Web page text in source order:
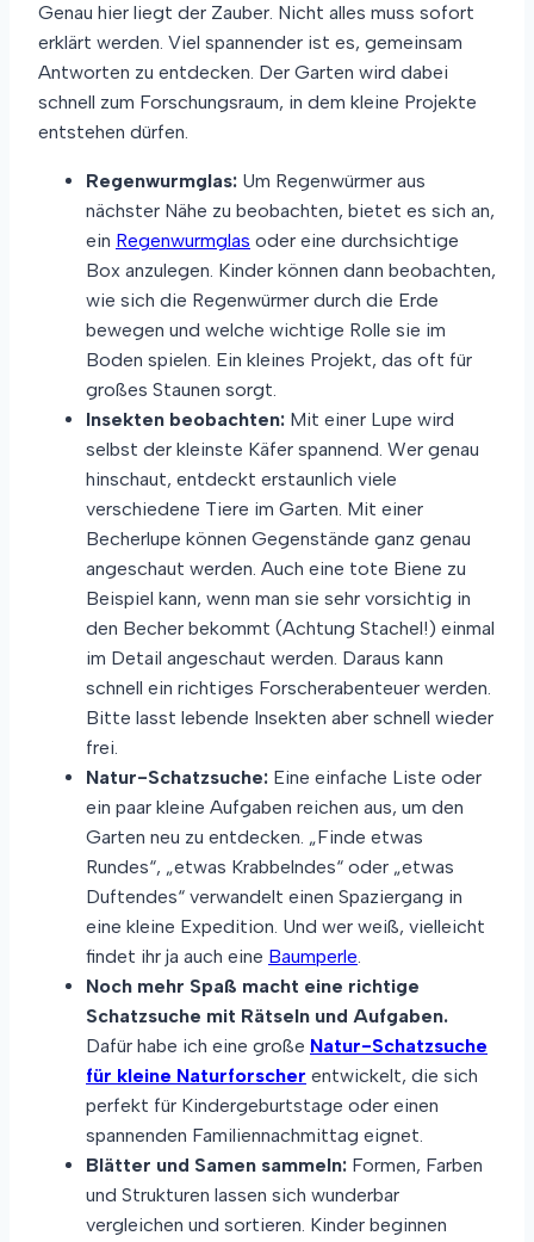
Genau hier liegt der Zauber. Nicht alles muss sofort
erklärt werden. Viel spannender ist es, gemeinsam
Antworten zu entdecken. Der Garten wird dabei
schnell zum Forschungsraum, in dem kleine Projekte
entstehen dürfen.
Regenwurmglas: Um Regenwürmer aus
nächster Nähe zu beobachten, bietet es sich an,
ein Regenwurmglas oder eine durchsichtige
Box anzulegen. Kinder können dann beobachten,
wie sich die Regenwürmer durch die Erde
bewegen und welche wichtige Rolle sie im
Boden spielen. Ein kleines Projekt, das oft für
großes Staunen sorgt.
Insekten beobachten: Mit einer Lupe wird
selbst der kleinste Käfer spannend. Wer genau
hinschaut, entdeckt erstaunlich viele
verschiedene Tiere im Garten. Mit einer
Becherlupe können Gegenstände ganz genau
angeschaut werden. Auch eine tote Biene zu
Beispiel kann, wenn man sie sehr vorsichtig in
den Becher bekommt (Achtung Stachel!) einmal
im Detail angeschaut werden. Daraus kann
schnell ein richtiges Forscherabenteuer werden.
Bitte lasst lebende Insekten aber schnell wieder
frei.
Natur-Schatzsuche: Eine einfache Liste oder
ein paar kleine Aufgaben reichen aus, um den
Garten neu zu entdecken. „Finde etwas
Rundes“, „etwas Krabbelndes“ oder „etwas
Duftendes“ verwandelt einen Spaziergang in
eine kleine Expedition. Und wer weiß, vielleicht
findet ihr ja auch eine Baumperle.
Noch mehr Spaß macht eine richtige
Schatzsuche mit Rätseln und Aufgaben.
Dafür habe ich eine große Natur-Schatzsuche
für kleine Naturforscher entwickelt, die sich
perfekt für Kindergeburtstage oder einen
spannenden Familiennachmittag eignet.
Blätter und Samen sammeln: Formen, Farben
und Strukturen lassen sich wunderbar
vergleichen und sortieren. Kinder beginnen